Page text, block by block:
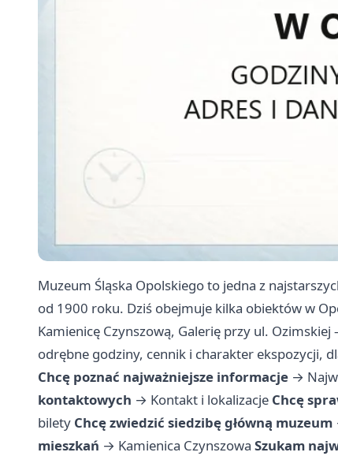
Muzeum Śląska Opolskiego to jedna z
od 1900 roku. Dziś obejmuje kilka obiektów w
Kamienicę Czynszową, Galerię przy ul.
odrębne godziny, cennik i charakter ekspozycji,
Chcę poznać najważniejsze informacje →
kontaktowych → Kontakt i lokalizacje Chcę
bilety Chcę zwiedzić siedzibę główną muzeum
mieszkań → Kamienica Czynszowa Szukam